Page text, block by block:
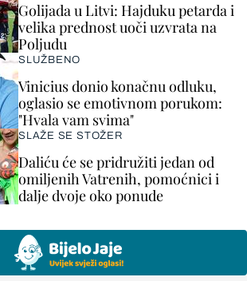
Golijada u Litvi: Hajduku petarda i
velika prednost uoči uzvrata na
Poljudu
SLUŽBENO
Vinicius donio konačnu odluku,
oglasio se emotivnom porukom:
"Hvala vam svima"
SLAŽE SE STOŽER
Daliću će se pridružiti jedan od
omiljenih Vatrenih, pomoćnici i
dalje dvoje oko ponude